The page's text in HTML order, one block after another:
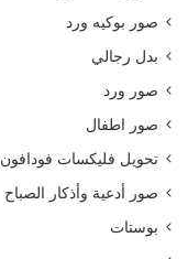
صور بوكيه ورد
بدل رجالي
صور ورد
صور اطفال
تحويل فليكسات فودافون
صور أدعية وأذكار الصباح
بوستات